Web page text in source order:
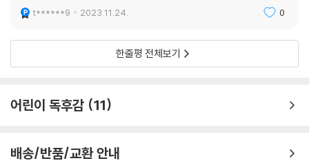
t******9 2023.11.24. 0
한줄평 전체보기
어린이 독후감 11
배송/반품/교환 안내